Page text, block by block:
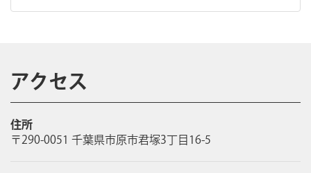
アクセス
住所
〒290-0051 千葉県市原市君塚3丁目16-5